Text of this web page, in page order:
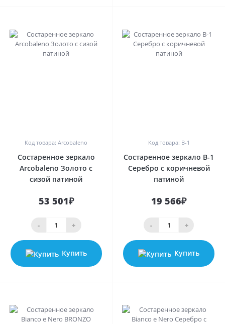
Код товара: Arcobaleno
Состаренное зеркало
Arcobaleno Золото с
сизой патиной
53 501₽
- +
Купить
Код товара: B-1
Состаренное зеркало B-1
Серебро с коричневой
патиной
19 566₽
- +
Купить